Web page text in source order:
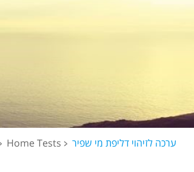
Home Tests ערכה לזיהוי דליפת מי שפיר